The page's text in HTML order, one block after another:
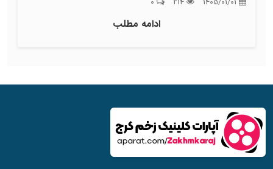
ادامه مطلب